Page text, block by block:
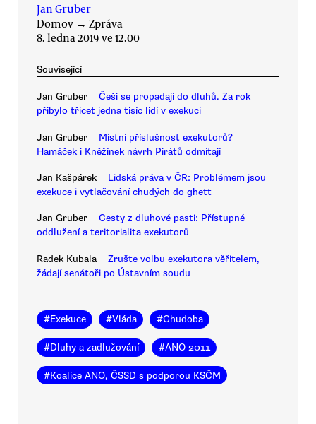
Jan Gruber
Domov → Zpráva
8. ledna 2019 ve 12.00
Související
Jan Gruber
Češi se propadají do dluhů. Za rok
přibylo třicet jedna tisíc lidí v exekuci
Jan Gruber
Místní příslušnost exekutorů?
Hamáček i Kněžínek návrh Pirátů odmítají
Jan Kašpárek
Lidská práva v ČR: Problémem jsou
exekuce i vytlačování chudých do ghett
Jan Gruber
Cesty z dluhové pasti: Přístupné
oddlužení a teritorialita exekutorů
Radek Kubala
Zrušte volbu exekutora věřitelem,
žádají senátoři po Ústavním soudu
#Exekuce #Vláda #Chudoba
#Dluhy a zadlužování #ANO 2011
#Koalice ANO, ČSSD s podporou KSČM